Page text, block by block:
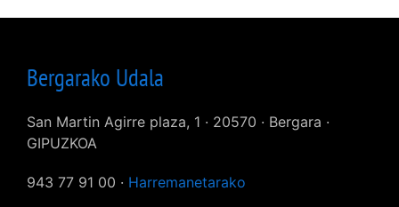
Bergarako Udala
San Martin Agirre plaza, 1 · 20570 · Bergara ·
GIPUZKOA
943 77 91 00 · Harremanetarako